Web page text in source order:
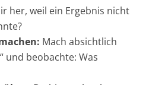
her, weil ein Ergebnis nicht
Mach absichtlich
und beobachte: Was